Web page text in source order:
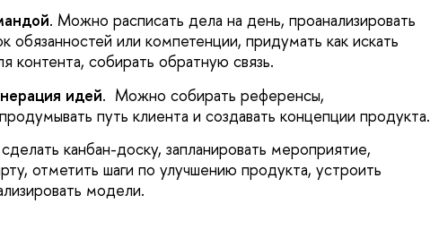
. Можно расписать дела на день, проанализировать
обязанностей или компетенции, придумать как искать
контента, собирать обратную связь.
идей. Можно собирать референсы,
путь клиента и создавать концепции продукта.
канбан-доску, запланировать мероприятие,
отметить шаги по улучшению продукта, устроить
модели.